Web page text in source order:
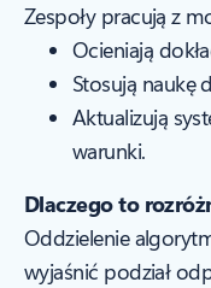
Zespoły pracują z
Ocieniają
Stosują naukę
Aktualizują
warunki.
Dlaczego to
Oddzielenie
wyjaśnić podział